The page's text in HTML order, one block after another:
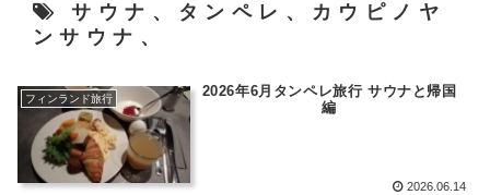
サウナ、タンペレ、カウピノヤ
ンサウナ、
フィンランド旅行
2026年6月タンペレ旅行 サウナと帰国
編
2026.06.14